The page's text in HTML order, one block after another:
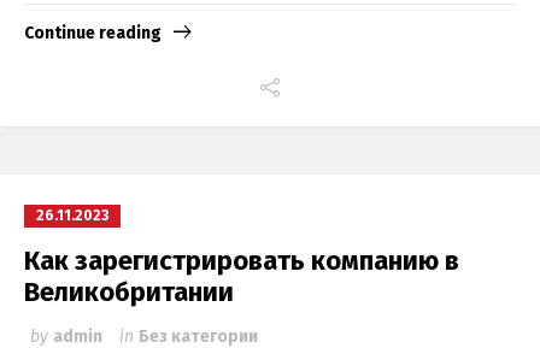
Continue reading
26.11.2023
Как зарегистрировать компанию в
Великобритании
by admin in Без категории